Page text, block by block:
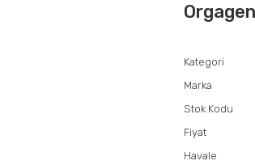
Kategori
Marka
Stok Kodu
Fiyat
Havale